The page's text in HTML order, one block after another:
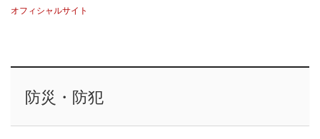
オフィシャルサイト
防災・防犯